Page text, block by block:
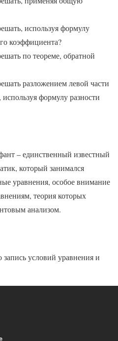
используя формулу
коэффициента?
по теореме, обратной
разложением левой части
формулу разности
– единственный известный
который занимался
уравнения, особое внимание
теория которых
анализом.
условий уравнения и